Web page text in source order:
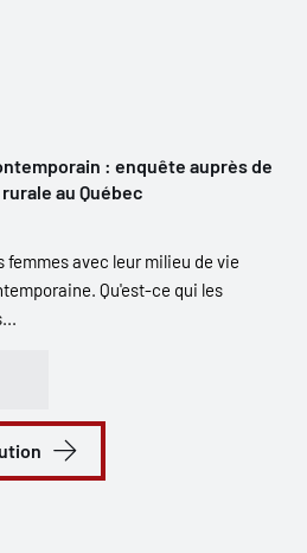
: enquête auprès de
au Québec
avec leur milieu de vie
Qu'est-ce qui les